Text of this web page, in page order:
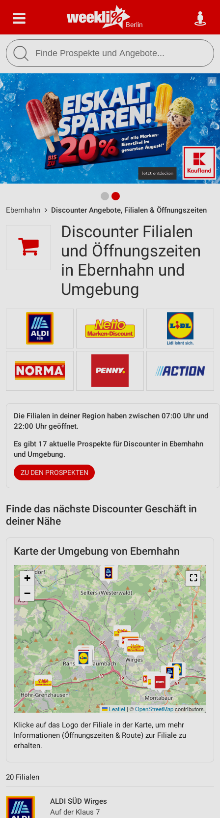
Berlin
Ebernhahn Discounter Angebote, Filialen & Öffnungszeiten
Discounter Filialen
und Öffnungszeiten
in Ebernhahn und
Umgebung
Die Filialen in deiner Region haben zwischen 07:00 Uhr und
22:00 Uhr geöffnet.
Es gibt 17 aktuelle Prospekte für Discounter in Ebernhahn
und Umgebung.
ZU DEN PROSPEKTEN
Finde das nächste Discounter Geschäft in
deiner Nähe
Karte der Umgebung von Ebernhahn
⛶
+
−
Leaflet | ©OpenStreetMapcontributors
Klicke auf das Logo der Filiale in der Karte, um mehr
Informationen (Öffnungszeiten & Route) zur Filiale zu
erhalten.
20 Filialen
ALDI SÜD Wirges
Auf der Klaus 7